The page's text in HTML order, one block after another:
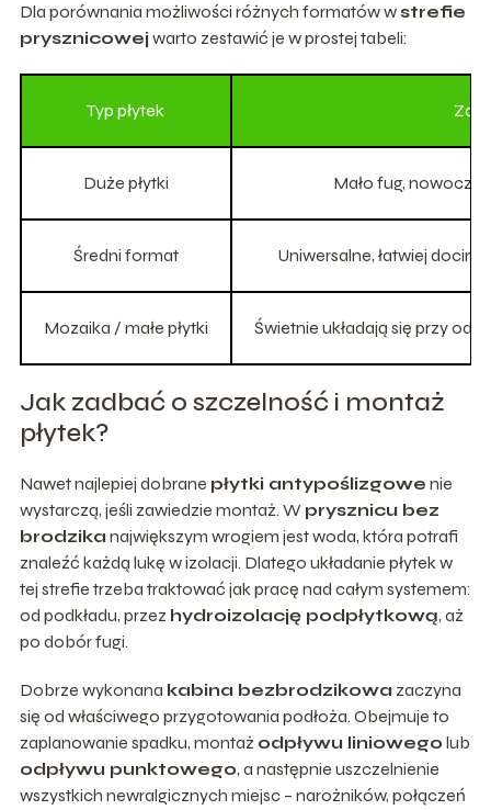
Dla porównania możliwości różnych formatów wstrefie
prysznicowej warto zestawić je w prostej tabeli:
Typ płytek
Duże płytki Mało fug,
Średni format Uniwersalne, łatwiej
Mozaika / małe płytki Świetnie układają się przy
Jak zadbać o szczelność i montaż
płytek?
Nawet najlepiej dobrane płytki antypoślizgowe nie
wystarczą, jeśli zawiedzie montaż. W prysznicu bez
brodzika największym wrogiem jest woda, która potrafi
znaleźć każdą lukę w izolacji. Dlatego układanie płytek w
tej strefie trzeba traktować jak pracę nad całym systemem:
od podkładu, przez hydroizolację podpłytkową, aż
po dobór fugi.
Dobrze wykonana kabina bezbrodzikowa zaczyna
się od właściwego przygotowania podłoża. Obejmuje to
zaplanowanie spadku, montaż odpływu liniowego lub
odpływu punktowego, a następnie uszczelnienie
wszystkich newralgicznych miejsc – narożników, połączeń